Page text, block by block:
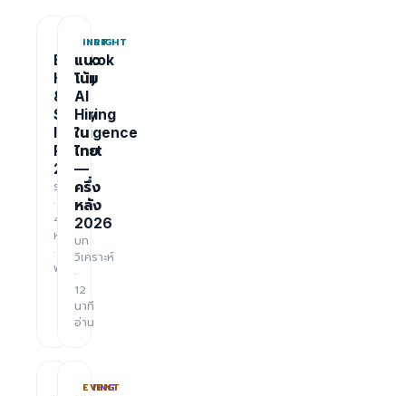
REPORT
Bangkok
Hiring
&
Salary
Intelligence
Report
2026
รายงาน
·
48
หน้า
·
ฟรี
INSIGHT
แนว
โน้ม
AI
Hiring
ใน
ไทย
—
ครึ่ง
หลัง
2026
บท
วิเคราะห์
·
12
นาที
อ่าน
TRAINING
EVENT